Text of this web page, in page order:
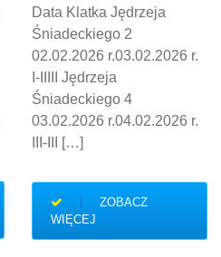
Data Klatka Jędrzeja
Śniadeckiego 2
02.02.2026 r.03.02.2026 r.
I-IIIII Jędrzeja
Śniadeckiego 4
03.02.2026 r.04.02.2026 r.
III-III […]
ZOBACZ
WIĘCEJ